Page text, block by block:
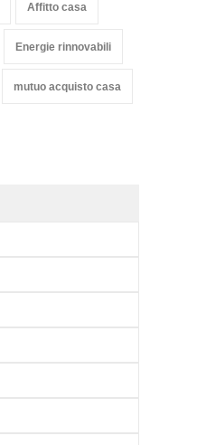
Affitto casa
Energie rinnovabili
mutuo acquisto casa